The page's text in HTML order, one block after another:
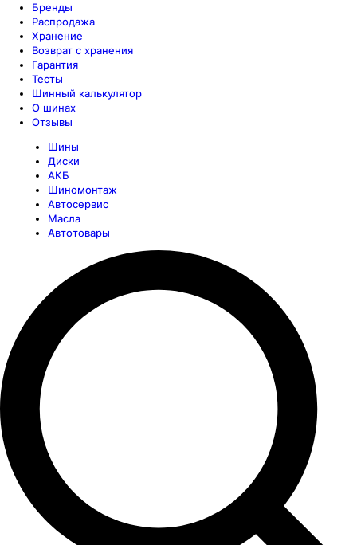
Бренды
Распродажа
Хранение
Возврат с хранения
Гарантия
Тесты
Шинный калькулятор
О шинах
Отзывы
Шины
Диски
АКБ
Шиномонтаж
Автосервис
Масла
Автотовары